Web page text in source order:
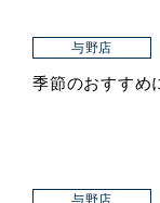
与野店
季節のおすすめ
与野店